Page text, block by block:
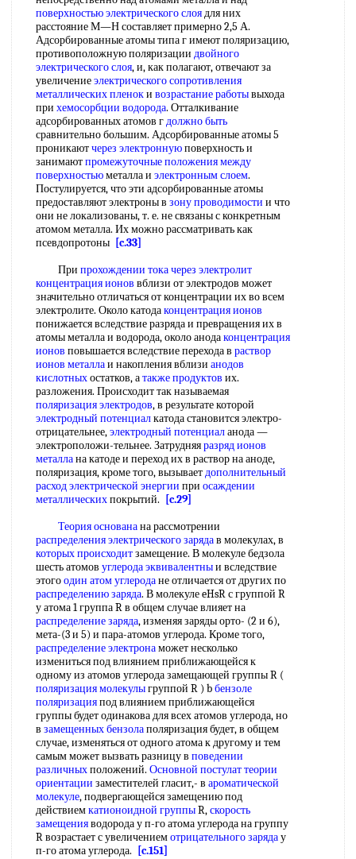
поверхностью электрического слоядля них
расстояние М—Н составляет примерно 2,5 А.
Адсорбированные атомы типа г имеют поляризацию,
противоположную поляризации двойного
электрического слоя, и, как полагают, отвечают за
увеличениеэлектрического сопротивления
металлических пленоки возрастание работывыхода
при хемосорбции водорода. Отталкивание
адсорбированных атомов гдолжно быть
сравнительно большим. Адсорбированные атомы 5
проникаютчерез электроннуюповерхность и
занимаютпромежуточные положениямежду
поверхностьюметалла и электронным слоем.
Постулируется, что эти адсорбированные атомы
предоставляют электроны в зону проводимости и что
они не локализованы, т. е. не связаны с конкретным
атомом металла. Их можно рассматривать как
псевдопротоны [c.33]
При прохождении тока через электролит
концентрация ионов вблизи от электродов может
значительно отличаться от концентрации их во всем
электролите. Около катодаконцентрация ионов
понижается вследствие разряда и превращения их в
атомы металла и водорода, около анодаконцентрация
ионов повышается вследствие перехода в раствор
ионов металлаи накопления вблизи анодов
кислотныхостатков, атакже продуктов их.
разложения. Происходит так называемая
поляризация электродов, в результате которой
электродный потенциалкатода становится электро-
отрицательнее,электродный потенциаланода —
электроположи-тельнее. Затрудняяразряд ионов
металлана катоде и переход их в раствор на аноде,
поляризация, кроме того, вызываетдополнительный
расходэлектрической энергии при осаждении
металлическихпокрытий.
[c.29]
Теория основанана рассмотрении
распределения электрического зарядав молекулах, в
которых происходитзамещение. В молекуле бедзола
шесть атомов углерода эквивалентныи вследствие
этогоодин атом углеродане отличается от других по
распределению заряда. В молекуле eHsR с группой R
у атома 1 группа R в общем случае влияет на
распределение заряда, изменяя заряды орто- (2 и 6),
мета-(3 и 5) и пара-атомов углерода. Кроме того,
распределение электронаможет несколько
измениться под влиянием приближающейся к
одному из атомов углерода замещающей группы R (
поляризация молекулыгруппой R ) bбензоле
поляризацияпод влиянием приближающейся
группы будет одинакова для всех атомов углерода, но
в замещенных бензолаполяризация будет, в общем
случае, изменяться от одного атома к другому и тем
самым может вызвать разницу в поведении
различныхположений. Основной постулаттеории
ориентации заместителей гласит,- в ароматической
молекуле, подвергающейся замещению под
действиемкатионоидной группыR,скорость
замещенияводорода у п-го атома углерода на группу
R возрастает с увеличениемотрицательного зарядау
п-го атома углерода.
[c.151]